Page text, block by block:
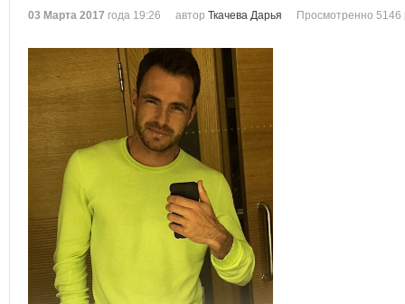
03 Марта 2017 года 19:26 автор Ткачева Дарья Просмотренно 5146